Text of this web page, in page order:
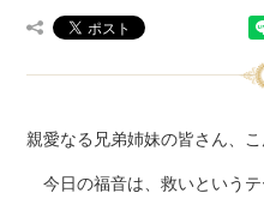
親愛なる兄弟姉妹の皆さん、こ
今日の福音は、救いという